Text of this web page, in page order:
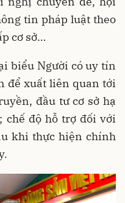
tin pháp luật theo
cơ sở…
biểu Người có uy tín
để xuất liên quan tới
đầu tư cơ sở hạ
độ hỗ trợ đối với
khi thực hiện chính